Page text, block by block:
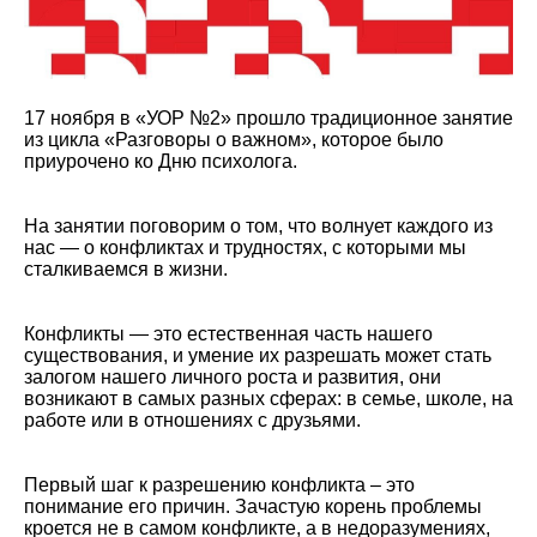
17 ноября в «УОР №2» прошло традиционное занятие
из цикла «Разговоры о важном», которое было
приурочено ко Дню психолога.
На занятии поговорим о том, что волнует каждого из
нас — о конфликтах и трудностях, с которыми мы
сталкиваемся в жизни.
Конфликты — это естественная часть нашего
существования, и умение их разрешать может стать
залогом нашего личного роста и развития, они
возникают в самых разных сферах: в семье, школе, на
работе или в отношениях с друзьями.
Первый шаг к разрешению конфликта – это
понимание его причин. Зачастую корень проблемы
кроется не в самом конфликте, а в недоразумениях,